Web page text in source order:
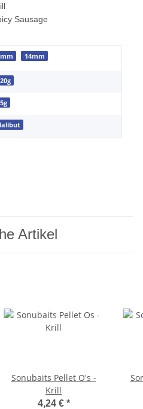
Sausage
14mm
Artikel
Sonubaits Pellet O's -
Krill
4,24 € *